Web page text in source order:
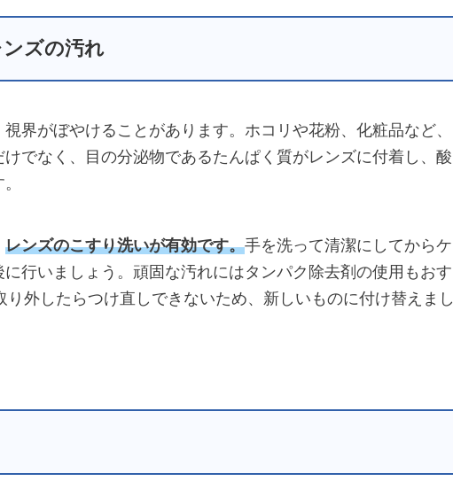
ズの汚れ
界がぼやけることがあります。ホコリや花粉、化粧品など、
でなく、目の分泌物であるたんぱく質がレンズに付着し、酸
レンズのこすり洗いが有効です。手を洗って清潔にしてからケ
行いましょう。頑固な汚れにはタンパク除去剤の使用もおす
外したらつけ直しできないため、新しいものに付け替えまし